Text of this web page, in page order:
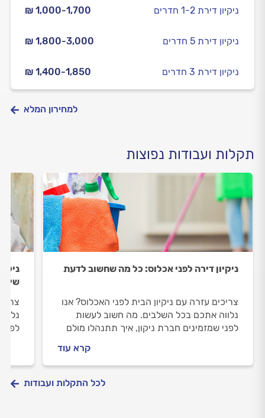
₪ 1,000-1,700 ניקיון דירת 1-2 חדרים
₪ 1,800-3,000 ניקיון דירת 5 חדרים
₪ 1,400-1,850 ניקיון דירת 3 חדרים
למחירון המלא
תקלות ועבודות נפוצות
ניקיון דירה לפני אכלוס: כל מה שחשוב לדעת
צריכים עזרה עם ניקיון הבית לפני האכלוס? אנו
נלווה אתכם בכל השלבים. מה חשוב לעשות
לפני שמזמינים חברת ניקון, איך תתנהלו מולם
קרא עוד
לכל התקלות ועבודות